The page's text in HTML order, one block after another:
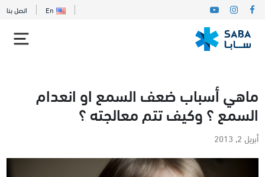
En اتصل بنا
ماهي أسباب ضعف السمع او انعدام
السمع ؟ وكيف تتم معالجته ؟
أبريل 2, 2013